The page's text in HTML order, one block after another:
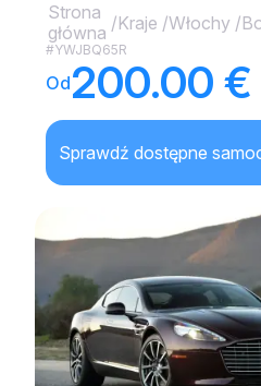
Strona
główna /Kraje /Włochy /
#YWJBQ65R
Od200.00 €
Sprawdź dostępne